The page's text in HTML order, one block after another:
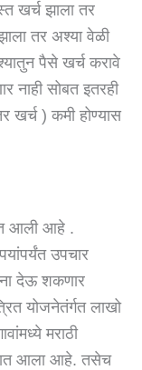
खर्च झाला तर
तर अश्या वेळी
पैसे खर्च करावे
नाही सोबत इतरही
) कमी होण्यास
आली आहे .
उपचार
देऊ शकणार
योजनेतंर्गत लाखो
मराठी
आला आहे. तसेच